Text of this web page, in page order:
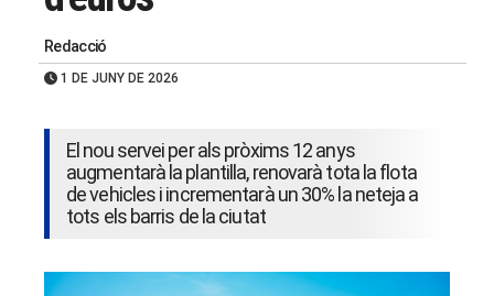
Redacció
1 DE JUNY DE 2026
El nou servei per als pròxims 12 anys
augmentarà la plantilla, renovarà tota la flota
de vehicles i incrementarà un 30% la neteja a
tots els barris de la ciutat